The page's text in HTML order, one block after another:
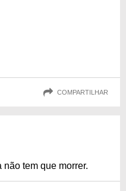
COMPARTILHAR
não tem que morrer.